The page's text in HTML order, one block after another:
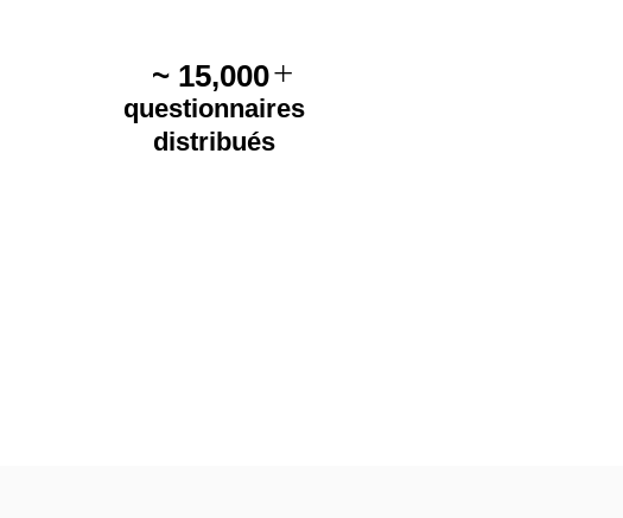
~ 15,000
questionnaires
distribués
+